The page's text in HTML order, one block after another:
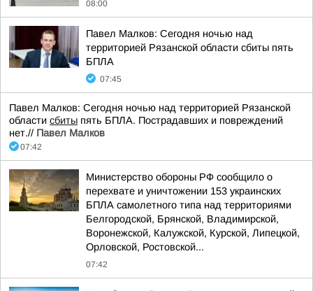
08:00
Павел Малков: Сегодня ночью над
территорией Рязанской области сбиты пять
БПЛА
07:45
Павел Малков: Сегодня ночью над территорией Рязанской
области сбиты пять БПЛА. Пострадавших и повреждений
нет.// Павел Малков
07:42
Министерство обороны РФ сообщило о
перехвате и уничтожении 153 украинских
БПЛА самолетного типа над территориями
Белгородской, Брянской, Владимирской,
Воронежской, Калужской, Курской, Липецкой,
Орловской, Ростовской...
07:42